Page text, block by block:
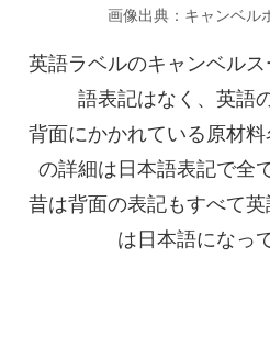
画像出典：キャンベル
英語ラベルのキャンベル
語表記はなく、英語
背面にかかれている原材
の詳細は日本語表記で全
昔は背面の表記もすべて
は日本語になっ